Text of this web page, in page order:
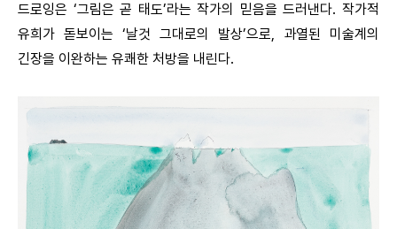
드로잉은 ‘그림은 곧 태도’라는 작가의 믿음을 드러낸다. 작가적
유희가 돋보이는 ‘날것 그대로의 발상’으로, 과열된 미술계의
긴장을 이완하는 유쾌한 처방을 내린다.